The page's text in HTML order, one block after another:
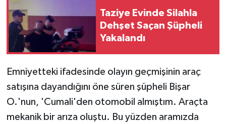
Taziye Evinde Silahla
Dehşet Saçan Şüpheli
Yakalandı
Emniyetteki ifadesinde olayın geçmişinin araç
satışına dayandığını öne süren şüpheli Bişar
O.'nun, 'Cumali'den otomobil almıştım. Araçta
mekanik bir arıza oluştu. Bu yüzden aramızda